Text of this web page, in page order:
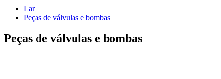
Lar
Peças de válvulas e bombas
Peças de válvulas e bombas